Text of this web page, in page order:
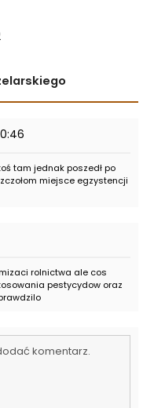
tam jednak poszedł po
miejsce egzystencji
rolnictwa ale cos
pestycydow oraz